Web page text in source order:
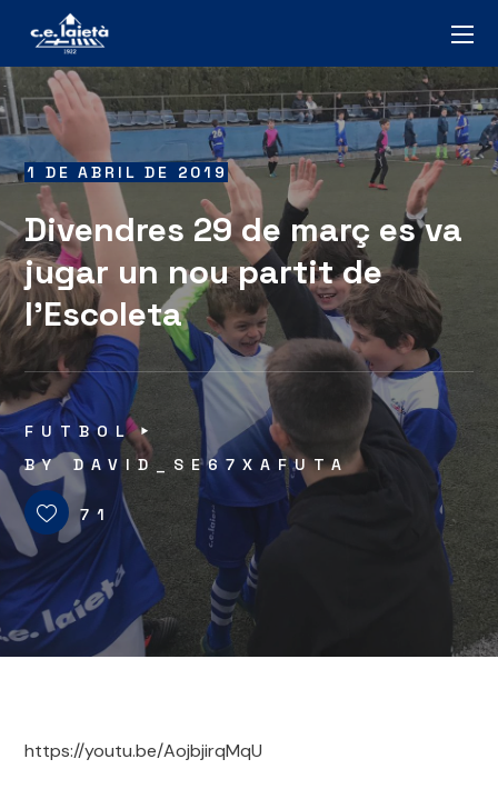
1 DE ABRIL DE 2019
Divendres 29 de març es va
jugar un nou partit de
l’Escoleta
FUTBOL
BY DAVID_SE67XAFUTA
71
https://youtu.be/AojbjirqMqU